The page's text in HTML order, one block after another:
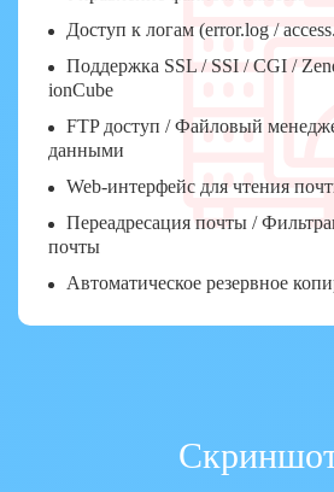
Доступ к логам (error.log /
Поддержка SSL / SSI / CGI /
ionCube
FTP доступ / Файловый
данными
Web-интерфейс для чтения
Переадресация почты /
почты
Автоматическое резервное